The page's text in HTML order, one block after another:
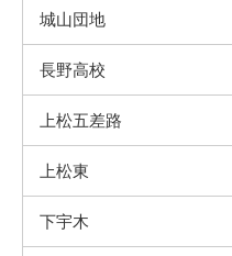
城山団地
長野高校
上松五差路
上松東
下宇木